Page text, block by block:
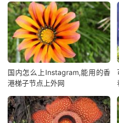
国内怎么上Instagram,能用的香
港梯子节点上外网